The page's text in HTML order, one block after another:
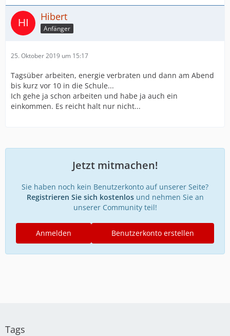
Hibert
Anfänger
25. Oktober 2019 um 15:17
Tagsüber arbeiten, energie verbraten und dann am Abend
bis kurz vor 10 in die Schule...
Ich gehe ja schon arbeiten und habe ja auch ein
einkommen. Es reicht halt nur nicht...
Jetzt mitmachen!
Sie haben noch kein Benutzerkonto auf unserer Seite?
Registrieren Sie sich kostenlosund nehmen Sie an
unserer Community teil!
Benutzerkonto erstellen
Anmelden
Tags